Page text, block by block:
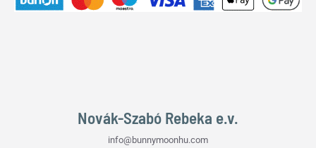
Novák-Szabó Rebeka e.v.
info@bunnymoonhu.com